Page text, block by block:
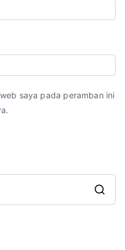
saya pada peramban ini